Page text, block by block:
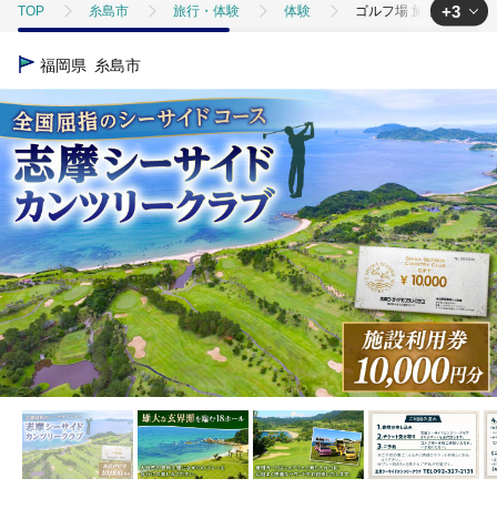
TOP 糸島市 旅行・体験 体験 ゴルフ場 施設利用券
TOP
旅行・宿泊・体験 体験チケット ゴルフ場 施設利用券
TOP 旅行・宿泊・体験 体験チケット ゴルフプレー
+3
福岡県 糸島市